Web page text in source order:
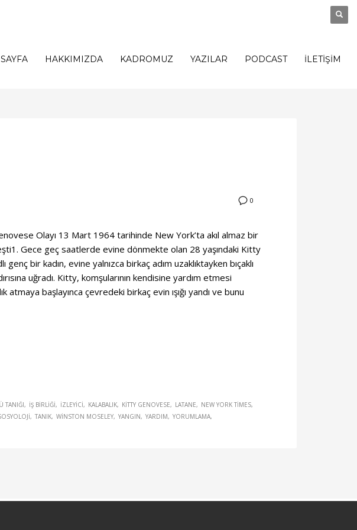
HAKKIMIZDA KADROMUZ YAZILAR PODCAST İLETİŞİM
0
Olayı 13 Mart 1964 tarihinde New York’ta akıl almaz bir
Gece geç saatlerde evine dönmekte olan 28 yaşındaki Kitty
genç bir kadın, evine yalnızca birkaç adım uzaklıktayken bıçaklı
uğradı. Kitty, komşularının kendisine yardım etmesi
atmaya başlayınca çevredeki birkaç evin ışığı yandı ve bunu
TANIĞI IŞ BIRLIĞI IZLEYICI KALABALIK KITTY GENOVESE LATANE
NEW YORK TIMES
TANIK WINSTON MOSELEY YANGIN YARDIM YORUMLAMA